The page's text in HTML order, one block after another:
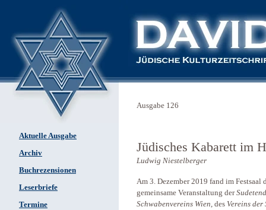
Aktuelle Ausgabe
Archiv
Buchrezensionen
Leserbriefe
Termine
Ausgabe 126
Jüdisches Kabarett im
Ludwig Niestelberger
Am 3. Dezember 2019 fand im Festsaal
gemeinsame Veranstaltung der
Schwabenvereins Wien, des Vereins der